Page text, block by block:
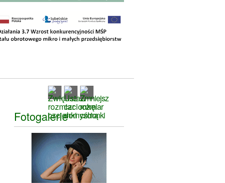
Fotogalerie